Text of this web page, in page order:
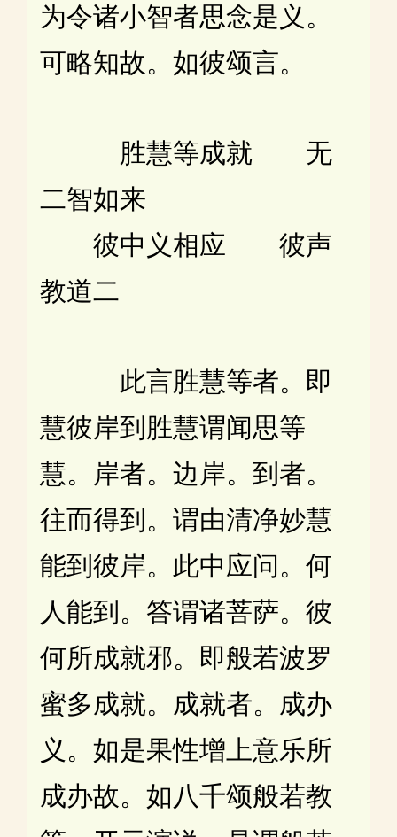
为令诸小智者思念是义。
可略知故。如彼颂言。
胜慧等成就 无
二智如来
彼中义相应 彼声
教道二
此言胜慧等者。即
慧彼岸到胜慧谓闻思等
慧。岸者。边岸。到者。
往而得到。谓由清净妙慧
能到彼岸。此中应问。何
人能到。答谓诸菩萨。彼
何所成就邪。即般若波罗
蜜多成就。成就者。成办
义。如是果性增上意乐所
成办故。如八千颂般若教